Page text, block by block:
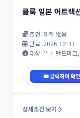
클룩 일본 어트랙
조건: 제한 없음
만료: 2026-12-31
대상: 일본 랜드마
일본어트랙션
상세조건 보기